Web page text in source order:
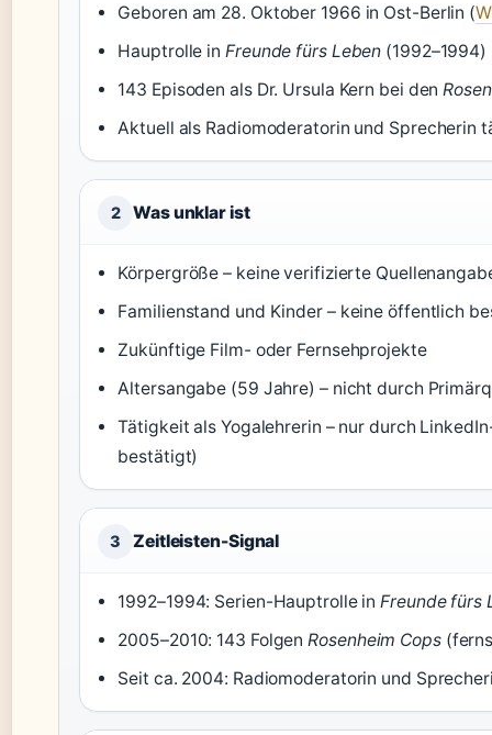
Geboren am 28. Oktober 1966 in Ost-Berlin (
Hauptrolle in Freunde fürs Leben (1992–1994)
143 Episoden als Dr. Ursula Kern bei den
Aktuell als Radiomoderatorin und Sprecherin
2 Was unklar ist
Körpergröße – keine verifizierte
Familienstand und Kinder – keine öffentlich
Zukünftige Film- oder Fernsehprojekte
Altersangabe (59 Jahre) – nicht durch
Tätigkeit als Yogalehrerin – nur durch
bestätigt)
3 Zeitleisten-Signal
1992–1994: Serien-Hauptrolle in Freunde fürs
2005–2010: 143 Folgen Rosenheim Cops
Seit ca. 2004: Radiomoderatorin und